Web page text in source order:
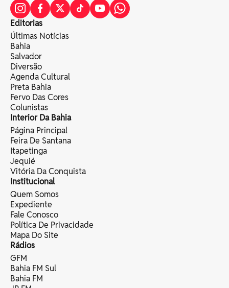
Editorias
Últimas Notícias
Bahia
Salvador
Diversão
Agenda Cultural
Preta Bahia
Fervo Das Cores
Colunistas
Interior Da Bahia
Página Principal
Feira De Santana
Itapetinga
Jequié
Vitória Da Conquista
Institucional
Quem Somos
Expediente
Fale Conosco
Política De Privacidade
Mapa Do Site
Rádios
GFM
Bahia FM Sul
Bahia FM